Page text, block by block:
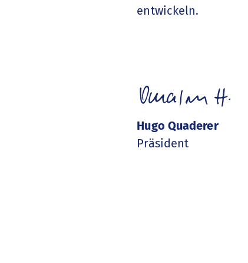
entwickeln.
Hugo Quaderer
Präsident